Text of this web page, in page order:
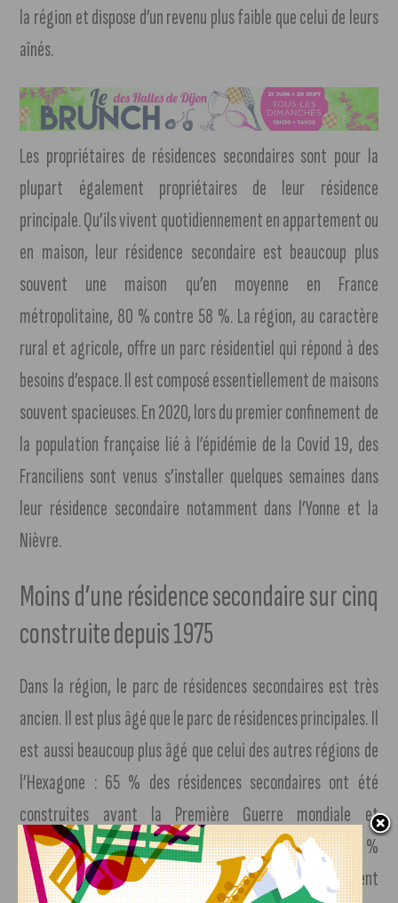
la région et dispose d’un revenu plus faible que celui de leurs
aînés.
Les propriétaires de résidences secondaires sont pour la
plupart également propriétaires de leur résidence
principale. Qu’ils vivent quotidiennement en appartement ou
en maison, leur résidence secondaire est beaucoup plus
souvent une maison qu’en moyenne en France
métropolitaine, 80 % contre 58 %. La région, au caractère
rural et agricole, offre un parc résidentiel qui répond à des
besoins d’espace. Il est composé essentiellement de maisons
souvent spacieuses. En 2020, lors du premier confinement de
la population française lié à l’épidémie de la Covid 19, des
Franciliens sont venus s’installer quelques semaines dans
leur résidence secondaire notamment dans l’Yonne et la
Nièvre.
Moins d’une résidence secondaire sur cinq
construite depuis 1975
Dans la région, le parc de résidences secondaires est très
ancien. Il est plus âgé que le parc de résidences principales. Il
est aussi beaucoup plus âgé que celui des autres régions de
l’Hexagone : 65 % des résidences secondaires ont été
construites avant la Première Guerre mondiale et
seulement 18 % depuis 1975, contre respectivement 34 %
et 39 % en France métropolitaine. Beaucoup ne répondent